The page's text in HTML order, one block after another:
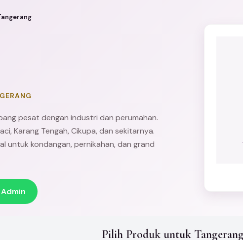
pesat dengan industri dan perumahan.
, Karang Tengah, Cikupa, dan sekitarnya.
untuk kondangan, pernikahan, dan grand
Admin
Pilih Produk untuk Tangerang